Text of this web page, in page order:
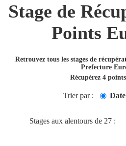
Stage de
Points
Retrouvez tous les stages de
Prefecture
Récupérez 4
Trier par : Date
Stages aux alentours de 27 :